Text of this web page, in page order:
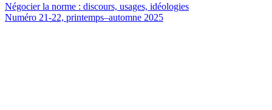
Négocier la norme : discours, usages, idéologies
Numéro 21-22, printemps–automne 2025